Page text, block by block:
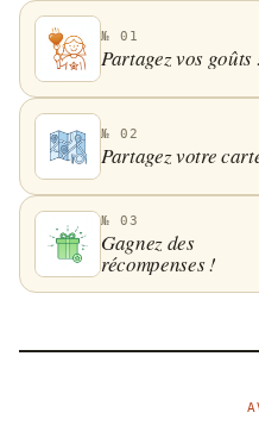
calas serait dérivé du
gâteau frit. À l'origine,
des vendeurs
français de la ville,
constituent un aliment
toute la Nouvelle-
№ 01
Partagez vos goûts
№ 02
Partagez votre
№ 03
Gagnez des
récompenses !